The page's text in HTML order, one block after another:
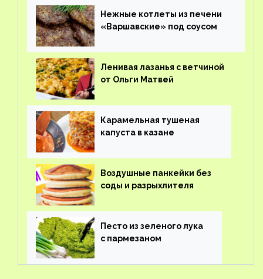
Нежные котлеты из печени
«Варшавские» под соусом
Ленивая лазанья с ветчиной
от Ольги Матвей
Карамельная тушеная
капуста в казане
Воздушные панкейки без
соды и разрыхлителя
Песто из зеленого лука
с пармезаном